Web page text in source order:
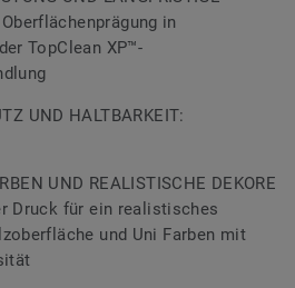
Oberflächenprägung in
TopClean XP™-
UND HALTBARKEIT:
UND REALISTISCHE DEKORE
Druck für ein realistisches
und Uni Farben mit